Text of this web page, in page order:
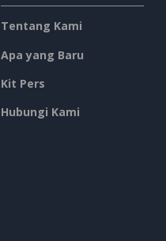
Tentang Kami
Apa yang Baru
Kit Pers
Hubungi Kami